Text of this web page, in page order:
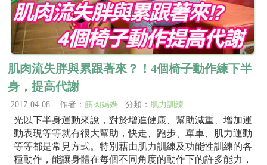
肌肉流失胖與累跟著來？！4個椅子動作練下半
身，提高代謝
2017-04-08 作者： 筋肉媽媽 分類： 肌力訓練
光以下半身運動來說，對於增進健康、幫助減重、增加運
動表現等等就有很大幫助，快走、跑步、單車、肌力運動
等等都是常見方式。特別藉由肌力訓練及功能性訓練的各
種動作，能讓身體在每個不同角度的動作下的許多能力，